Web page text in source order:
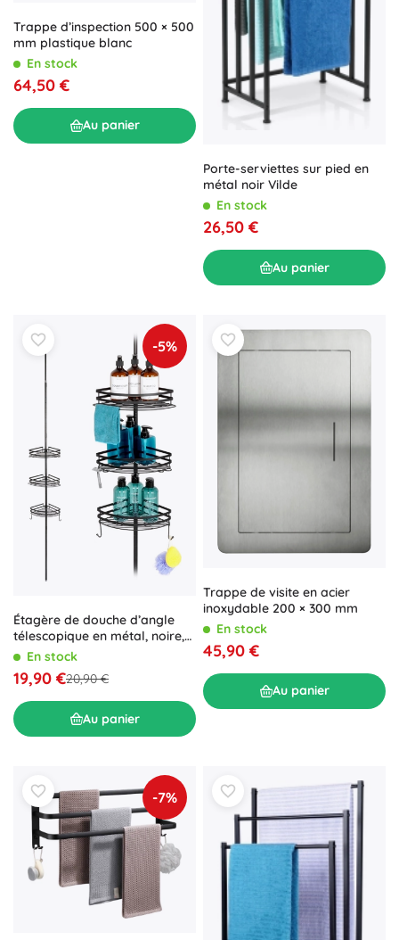
Trappe d’inspection 500 × 500
mm plastique blanc
En stock
64,50 €
Au panier
Porte-serviettes sur pied en
métal noir Vilde
En stock
26,50 €
Au panier
-5%
Étagère de douche d’angle
télescopique en métal, noire,
réglable
En stock
19,90 €20,90 €
Au panier
Trappe de visite en acier
inoxydable 200 × 300 mm
En stock
45,90 €
Au panier
-7%